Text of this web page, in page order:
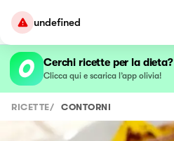
undefined
Cerchi ricette per la dieta?
Clicca qui e scarica l’app olivia!
RICETTE/ CONTORNI